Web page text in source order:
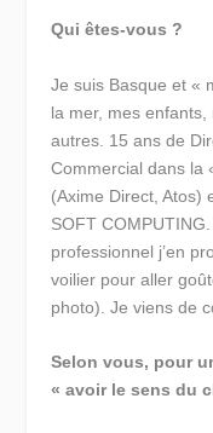
Qui êtes-vous ?
Je suis Basque et «
la mer, mes
autres. 15 ans de
Commercial dans la
(Axime Direct, Atos)
SOFT
professionnel j’en
voilier pour aller
photo). Je viens de
Selon vous, pour
« avoir le sens du